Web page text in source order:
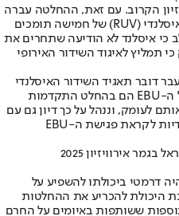
הקרוב. עם זאת, ההחלטה עברה
ברוב דחוק של נשיאות גוף השידור האיסלנדי (RUV) של חמישה תומכים
כי איסלנד לא הודיעה שתחרים את
לאיגוד השידור האירופי
דובר תאגיד השידור האיסלנדי
ל"לישראל היום" נמסר כי "הצעדים של ה-EBU הם בהחלט התקדמות
לעומק, וננהל על כך דיון גם עם
התחנות האחיות שלנו במדינות הנורדיות לקראת פגישת ה-EBU
האווירה הולכת ומתחממת. אוהדי ישראל בגמר אירוויזיון 2025
דרמטי ביכולתו להשפיע על
היכולת להכריע את ההחלטות
ששותפות באיומים על החרם